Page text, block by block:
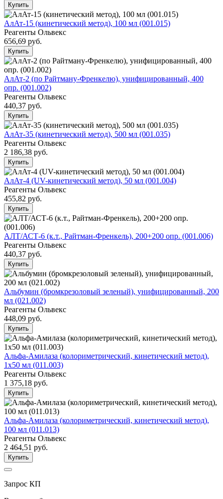
Купить
АлАт-15 (кинетический метод), 100 мл (001.015)
Реагенты Ольвекс
656,69 руб.
Купить
АлАт-2 (по Райтману-Френкелю), унифицированный, 400
опр. (001.002)
Реагенты Ольвекс
440,37 руб.
Купить
АлАт-35 (кинетический метод), 500 мл (001.035)
Реагенты Ольвекс
2 186,38 руб.
Купить
АлАт-4 (UV-кинетический метод), 50 мл (001.004)
Реагенты Ольвекс
455,82 руб.
Купить
АЛТ/АСТ-6 (к.т., Райтман-Френкель), 200+200 опр. (001.006)
Реагенты Ольвекс
440,37 руб.
Купить
Альбумин (бромкрезоловый зеленый), унифицированный, 200
мл (021.002)
Реагенты Ольвекс
448,09 руб.
Купить
Альфа-Амилаза (колориметрический, кинетический метод),
1х50 мл (011.003)
Реагенты Ольвекс
1 375,18 руб.
Купить
Альфа-Амилаза (колориметрический, кинетический метод),
100 мл (011.013)
Реагенты Ольвекс
2 464,51 руб.
Купить
Запрос КП